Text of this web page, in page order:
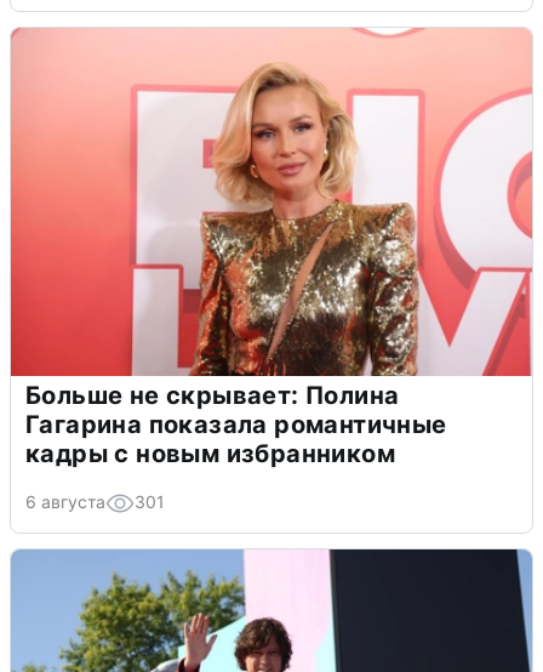
Больше не скрывает: Полина
Гагарина показала романтичные
кадры с новым избранником
6 августа 301